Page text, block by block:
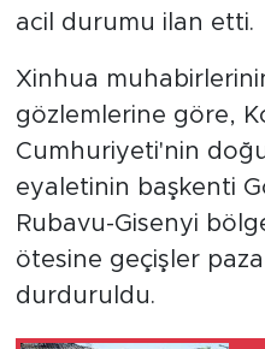
acil durumu ilan etti.
Xinhua
gözlemlerine göre,
Cumhuriyeti'nin
eyaletinin başkenti
Rubavu-Gisenyi
ötesine geçişler
durduruldu.